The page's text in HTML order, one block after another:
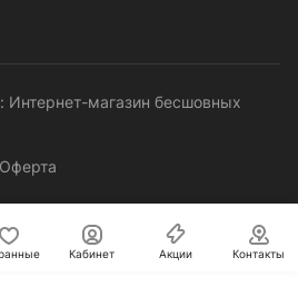
магазин бесшовных
Оферта
Кабинет Акции Контакты